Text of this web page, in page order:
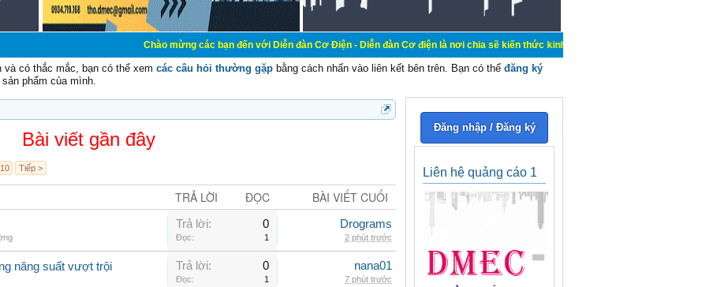
Chào mừng các bạn đến với Diễn đàn Cơ Điện - Diễn đàn Cơ điện là nơi chia sẽ kiến thức kinh nghiệm trong lãnh vực cơ điện, mua
và có thắc mắc, bạn có thể xem các câu hỏi thường gặp bằng cách nhấn vào liên kết bên trên. Bạn có thể đăng ký
phẩm của mình.
Bài viết gần đây
10 Tiếp >
TRẢ LỜI ĐỌC BÀI VIẾT CUỐI
Trả lời: 0
Đọc: 1
Drograms
2 phút trước
năng suất vượt trội Trả lời: 0
Đọc: 1
nana01
7 phút trước
Đăng nhập / Đăng ký
Liên hệ quảng cáo 1